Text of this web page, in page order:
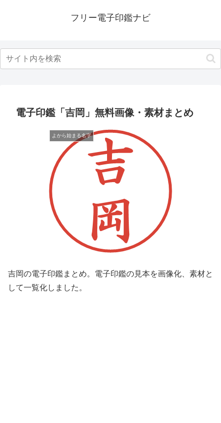
フリー電子印鑑ナビ
電子印鑑「吉岡」無料画像・素材まとめ
よから始まる名字
吉岡の電子印鑑まとめ。電子印鑑の見本を画像化、素材と
して一覧化しました。